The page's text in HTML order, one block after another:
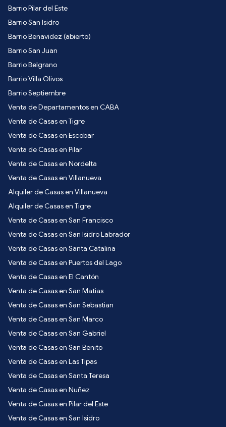
Barrio Pilar del Este
Barrio San Isidro
Barrio Benavidez (abierto)
Barrio San Juan
Barrio Belgrano
Barrio Villa Olivos
Barrio Septiembre
Venta de Departamentos en CABA
Venta de Casas en Tigre
Venta de Casas en Escobar
Venta de Casas en Pilar
Venta de Casas en Nordelta
Venta de Casas en Villanueva
Alquiler de Casas en Villanueva
Alquiler de Casas en Tigre
Venta de Casas en San Francisco
Venta de Casas en San Isidro Labrador
Venta de Casas en Santa Catalina
Venta de Casas en Puertos del Lago
Venta de Casas en El Cantón
Venta de Casas en San Matias
Venta de Casas en San Sebastian
Venta de Casas en San Marco
Venta de Casas en San Gabriel
Venta de Casas en San Benito
Venta de Casas en Las Tipas
Venta de Casas en Santa Teresa
Venta de Casas en Nuñez
Venta de Casas en Pilar del Este
Venta de Casas en San Isidro